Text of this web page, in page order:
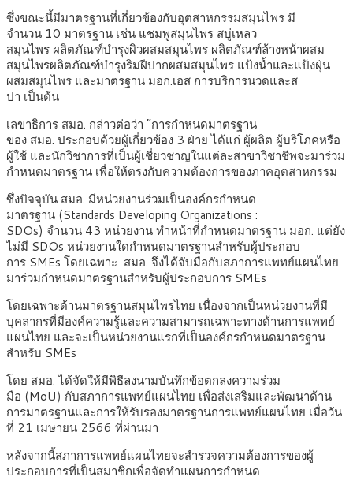
ซึ่งขณะนี้มีมาตรฐานที่เกี่ยวข้องกับอุตสาหกรรมสมุนไพร มี
จำนวน 10 มาตรฐาน เช่น แชมพูสมุนไพร สบู่เหลว
สมุนไพร ผลิตภัณฑ์บำรุงผิวผสมสมุนไพร ผลิตภัณฑ์ล้างหน้าผสม
สมุนไพรผลิตภัณฑ์บำรุงริมฝีปากผสมสมุนไพร แป้งน้ำและแป้งฝุ่น
ผสมสมุนไพร และมาตรฐาน มอก.เอส การบริการนวดและส
ปา เป็นต้น
เลขาธิการ สมอ. กล่าวต่อว่า “การกำหนดมาตรฐาน
ของ สมอ. ประกอบด้วยผู้เกี่ยวข้อง 3 ฝ่าย ได้แก่ ผู้ผลิต ผู้บริโภคหรือ
ผู้ใช้ และนักวิชาการที่เป็นผู้เชี่ยวชาญในแต่ละสาขาวิชาชีพจะมาร่วม
กำหนดมาตรฐาน เพื่อให้ตรงกับความต้องการของภาคอุตสาหกรรม
ซึ่งปัจจุบัน สมอ. มีหน่วยงานร่วมเป็นองค์กรกำหนด
มาตรฐาน (Standards Developing Organizations :
SDOs) จำนวน 43 หน่วยงาน ทำหน้าที่กำหนดมาตรฐาน มอก. แต่ยัง
ไม่มี SDOs หน่วยงานใดกำหนดมาตรฐานสำหรับผู้ประกอบ
การ SMEs โดยเฉพาะ สมอ. จึงได้จับมือกับสภาการแพทย์แผนไทย
มาร่วมกำหนดมาตรฐานสำหรับผู้ประกอบการ SMEs
โดยเฉพาะด้านมาตรฐานสมุนไพรไทย เนื่องจากเป็นหน่วยงานที่มี
บุคลากรที่มีองค์ความรู้และความสามารถเฉพาะทางด้านการแพทย์
แผนไทย และจะเป็นหน่วยงานแรกที่เป็นองค์กรกำหนดมาตรฐาน
สำหรับ SMEs
โดย สมอ. ได้จัดให้มีพิธีลงนามบันทึกข้อตกลงความร่วม
มือ (MoU) กับสภาการแพทย์แผนไทย เพื่อส่งเสริมและพัฒนาด้าน
การมาตรฐานและการให้รับรองมาตรฐานการแพทย์แผนไทย เมื่อวัน
ที่ 21 เมษายน 2566 ที่ผ่านมา
หลังจากนี้สภาการแพทย์แผนไทยจะสำรวจความต้องการของผู้
ประกอบการที่เป็นสมาชิกเพื่อจัดทำแผนการกำหนด